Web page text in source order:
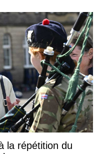
la répétition du